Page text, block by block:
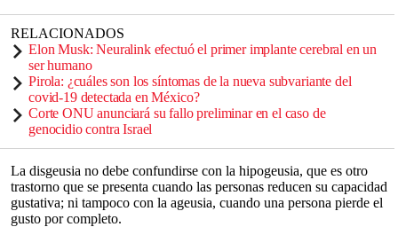
RELACIONADOS
Elon Musk: Neuralink efectuó el primer implante cerebral en un
ser humano
Pirola: ¿cuáles son los síntomas de la nueva subvariante del
covid-19 detectada en México?
Corte ONU anunciará su fallo preliminar en el caso de
genocidio contra Israel
La disgeusia no debe confundirse con la hipogeusia, que es otro
trastorno que se presenta cuando las personas reducen su capacidad
gustativa; ni tampoco con la ageusia, cuando una persona pierde el
gusto por completo.